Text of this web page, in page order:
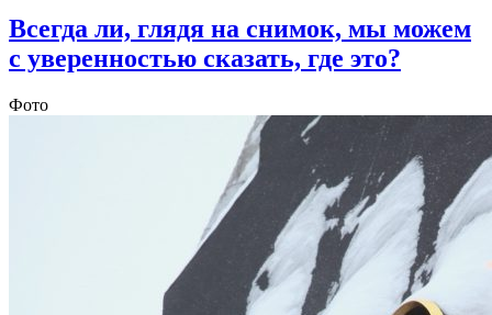
Всегда ли, глядя на снимок, мы можем
с уверенностью сказать, где это?
Фото